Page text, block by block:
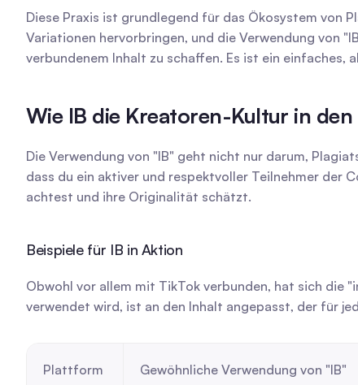
Diese Praxis ist grundlegend für das Ökosystem von
Variationen hervorbringen, und die Verwendung von
verbundenem Inhalt zu schaffen. Es ist ein
Wie IB die Kreatoren-Kultur in
Die Verwendung von "IB" geht nicht nur darum,
dass du ein aktiver und respektvoller Teilnehmer der
achtest und ihre Originalität schätzt.
Beispiele für IB in Aktion
Obwohl vor allem mit TikTok verbunden, hat sich die
verwendet wird, ist an den Inhalt angepasst, der für
Plattform Gewöhnliche Verwendung von "IB"